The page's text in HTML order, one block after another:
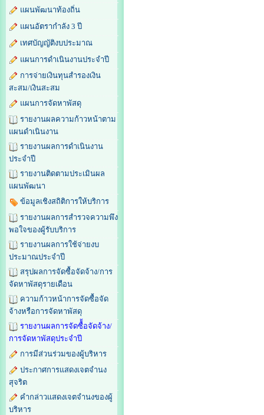
แผนพัฒนาท้องถิ่น
แผนอัตรากำลัง 3 ปี
เทศบัญญัติงบประมาณ
แผนการดำเนินงานประจำปี
การจ่ายเงินทุนสำรองเงิน
สะสม/เงินสะสม
แผนการจัดหาพัสดุ
รายงานผลความก้าวหน้าตาม
แผนดำเนินงาน
รายงานผลการดำเนินงาน
ประจำปี
รายงานติดตามประเมินผล
แผนพัฒนา
ข้อมูลเชิงสถิติการให้บริการ
รายงานผลการสำรวจความพึง
พอใจของผู้รับบริการ
รายงานผลการใช้จ่ายงบ
ประมาณประจำปี
สรุปผลการจัดซื้อจัดจ้าง/การ
จัดหาพัสดุรายเดือน
ความก้าวหน้าการจัดซื้อจัด
จ้างหรือการจัดหาพัสดุ
รายงานผลการจัดซื้้อจัดจ้าง/
การจัดหาพัสดุประจำปี
การมีส่วนร่วมของผู้บริหาร
ประกาศการแสดงเจตจำนง
สุจริต
คำกล่าวแสดงเจตจำนงของผู้
บริหาร